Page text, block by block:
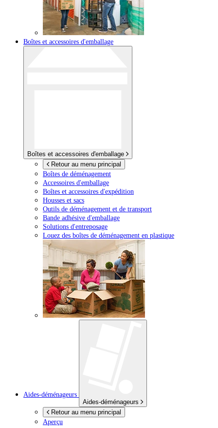
Boîtes et accessoires d'emballage
Boîtes et accessoires d'emballage
Retour au menu principal
Boîtes de déménagement
Accessoires d'emballage
Boîtes et accessoires d'expédition
Housses et sacs
Outils de déménagement et de transport
Bande adhésive d'emballage
Solutions d'entreposage
Louez des boîtes de déménagement en plastique
Aides-déménageurs
Aides-déménageurs
Retour au menu principal
Aperçu